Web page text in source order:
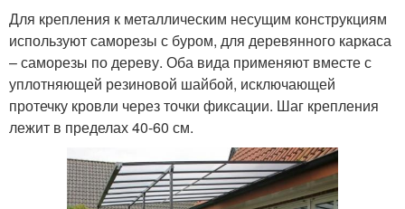
Для крепления к металлическим несущим конструкциям
используют саморезы с буром, для деревянного каркаса
– саморезы по дереву. Оба вида применяют вместе с
уплотняющей резиновой шайбой, исключающей
протечку кровли через точки фиксации. Шаг крепления
лежит в пределах 40-60 см.